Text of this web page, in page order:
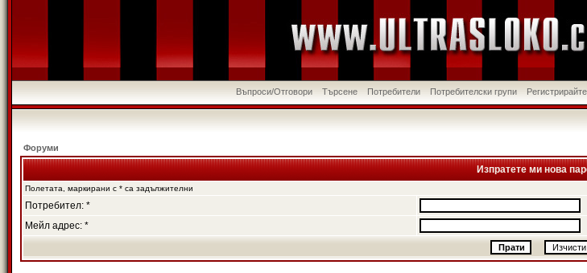
Въпроси/Отговори Търсене Потребители Потребителски групи
Форуми
Изпратете ми нова
Полетата, маркирани с * са задължителни
Потребител: *
Мейл адрес: *